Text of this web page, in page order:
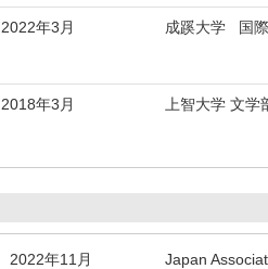
2022年3月 成蹊大学 国
2018年3月 上智大学 文
2022年11月 Japan